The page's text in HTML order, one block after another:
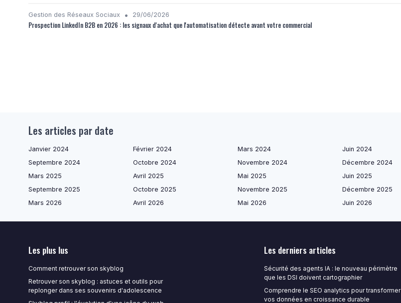
Gestion des Réseaux Sociaux • 29/06/2026
Prospection LinkedIn B2B en 2026 : les signaux d'achat que l'automatisation détecte avant votre commercial
Les articles par date
Janvier 2024 Février 2024 Mars 2024 Juin 2024
Septembre 2024
Octobre 2024 Novembre 2024 Décembre 2024
Mars 2025
Avril 2025 Mai 2025 Juin 2025
Septembre 2025
Octobre 2025 Novembre 2025 Décembre 2025
Mars 2026
Avril 2026 Mai 2026 Juin 2026
Les plus lus
Comment retrouver son skyblog
Retrouver son skyblog : astuces et outils pour
replonger dans ses souvenirs d'adolescence
Les derniers articles
Sécurité des agents IA : le nouveau périmètre
que les DSI doivent cartographier
Comprendre le SEO analytics pour transformer
vos données en croissance durable